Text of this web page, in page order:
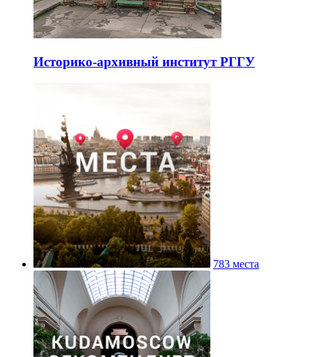
Историко-архивный институт РГГУ
783 места